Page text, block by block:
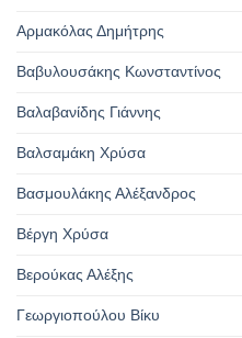
Αρμακόλας Δημήτρης
Βαβυλουσάκης Κωνσταντίνος
Βαλαβανίδης Γιάννης
Βαλσαμάκη Χρύσα
Βασμουλάκης Αλέξανδρος
Βέργη Χρύσα
Βερούκας Αλέξης
Γεωργιοπούλου Βίκυ